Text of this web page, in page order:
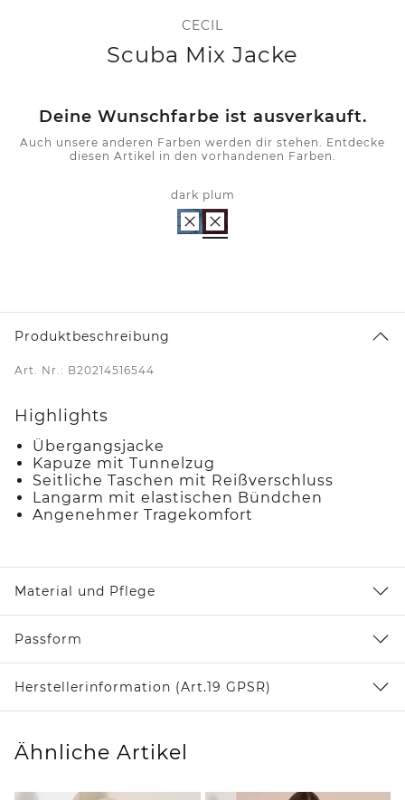
CECIL
Scuba Mix Jacke
Deine Wunschfarbe ist ausverkauft.
Auch unsere anderen Farben werden dir stehen. Entdecke
diesen Artikel in den vorhandenen Farben.
dark plum
Produktbeschreibung
Art. Nr.: B20214516544
Highlights
Übergangsjacke
Kapuze mit Tunnelzug
Seitliche Taschen mit Reißverschluss
Langarm mit elastischen Bündchen
Angenehmer Tragekomfort
Material und Pflege
Passform
Herstellerinformation (Art.19 GPSR)
Ähnliche Artikel